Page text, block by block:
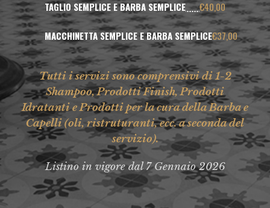
TAGLIO SEMPLICE E BARBA SEMPLICE €40,00
MACCHINETTA SEMPLICE E BARBA SEMPLICE€37,00
Tutti i servizi sono comprensivi di 1-2
Shampoo, Prodotti Finish, Prodotti
Idratanti e Prodotti per la cura della Barba e
Capelli (oli, ristruturanti, ecc. a seconda del
servizio).
Listino in vigore dal 7 Gennaio 2026